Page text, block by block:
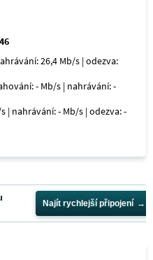
26,4 Mb/s | odezva:
- Mb/s | nahrávání: -
| nahrávání: - Mb/s | odezva: -
Najít rychlejší připojení